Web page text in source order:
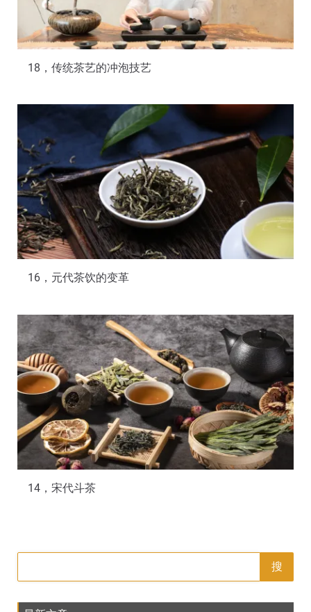
18，传统茶艺的冲泡技艺
16，元代茶饮的变革
14，宋代斗茶
搜